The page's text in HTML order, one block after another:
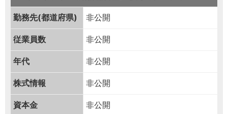
勤務先(都道府県) 非公開
従業員数 非公開
年代 非公開
株式情報 非公開
資本金 非公開